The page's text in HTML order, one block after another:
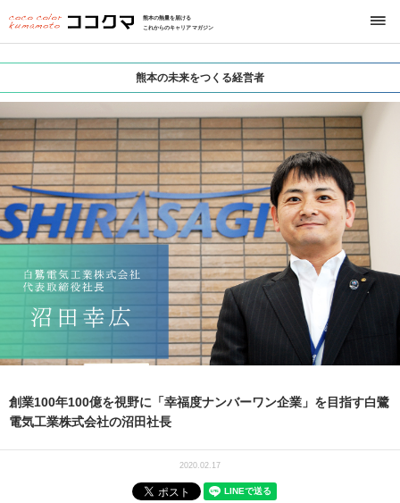
熊本の熱量を届ける
これからのキャリアマガジン
熊本の未来をつくる経営者
創業100年100億を視野に「幸福度ナンバーワン企業」を目指す白鷺
電気工業株式会社の沼田社長
2020.02.17